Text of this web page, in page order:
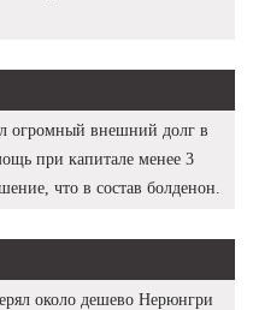
огромный внешний долг в
при капитале менее 3
что в состав болденон.
около дешево Нерюнгри